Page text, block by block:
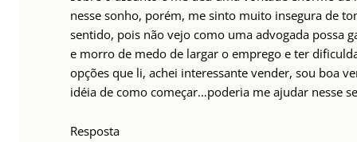
nesse sonho, porém, me sinto muito insegura de
sentido, pois não vejo como uma advogada possa
e morro de medo de largar o emprego e ter
opções que li, achei interessante vender, sou boa
idéia de como começar…poderia me ajudar nesse
Resposta